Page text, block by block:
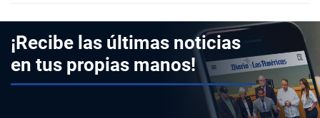
¡Recibe las últimas noticias
en tus propias manos!